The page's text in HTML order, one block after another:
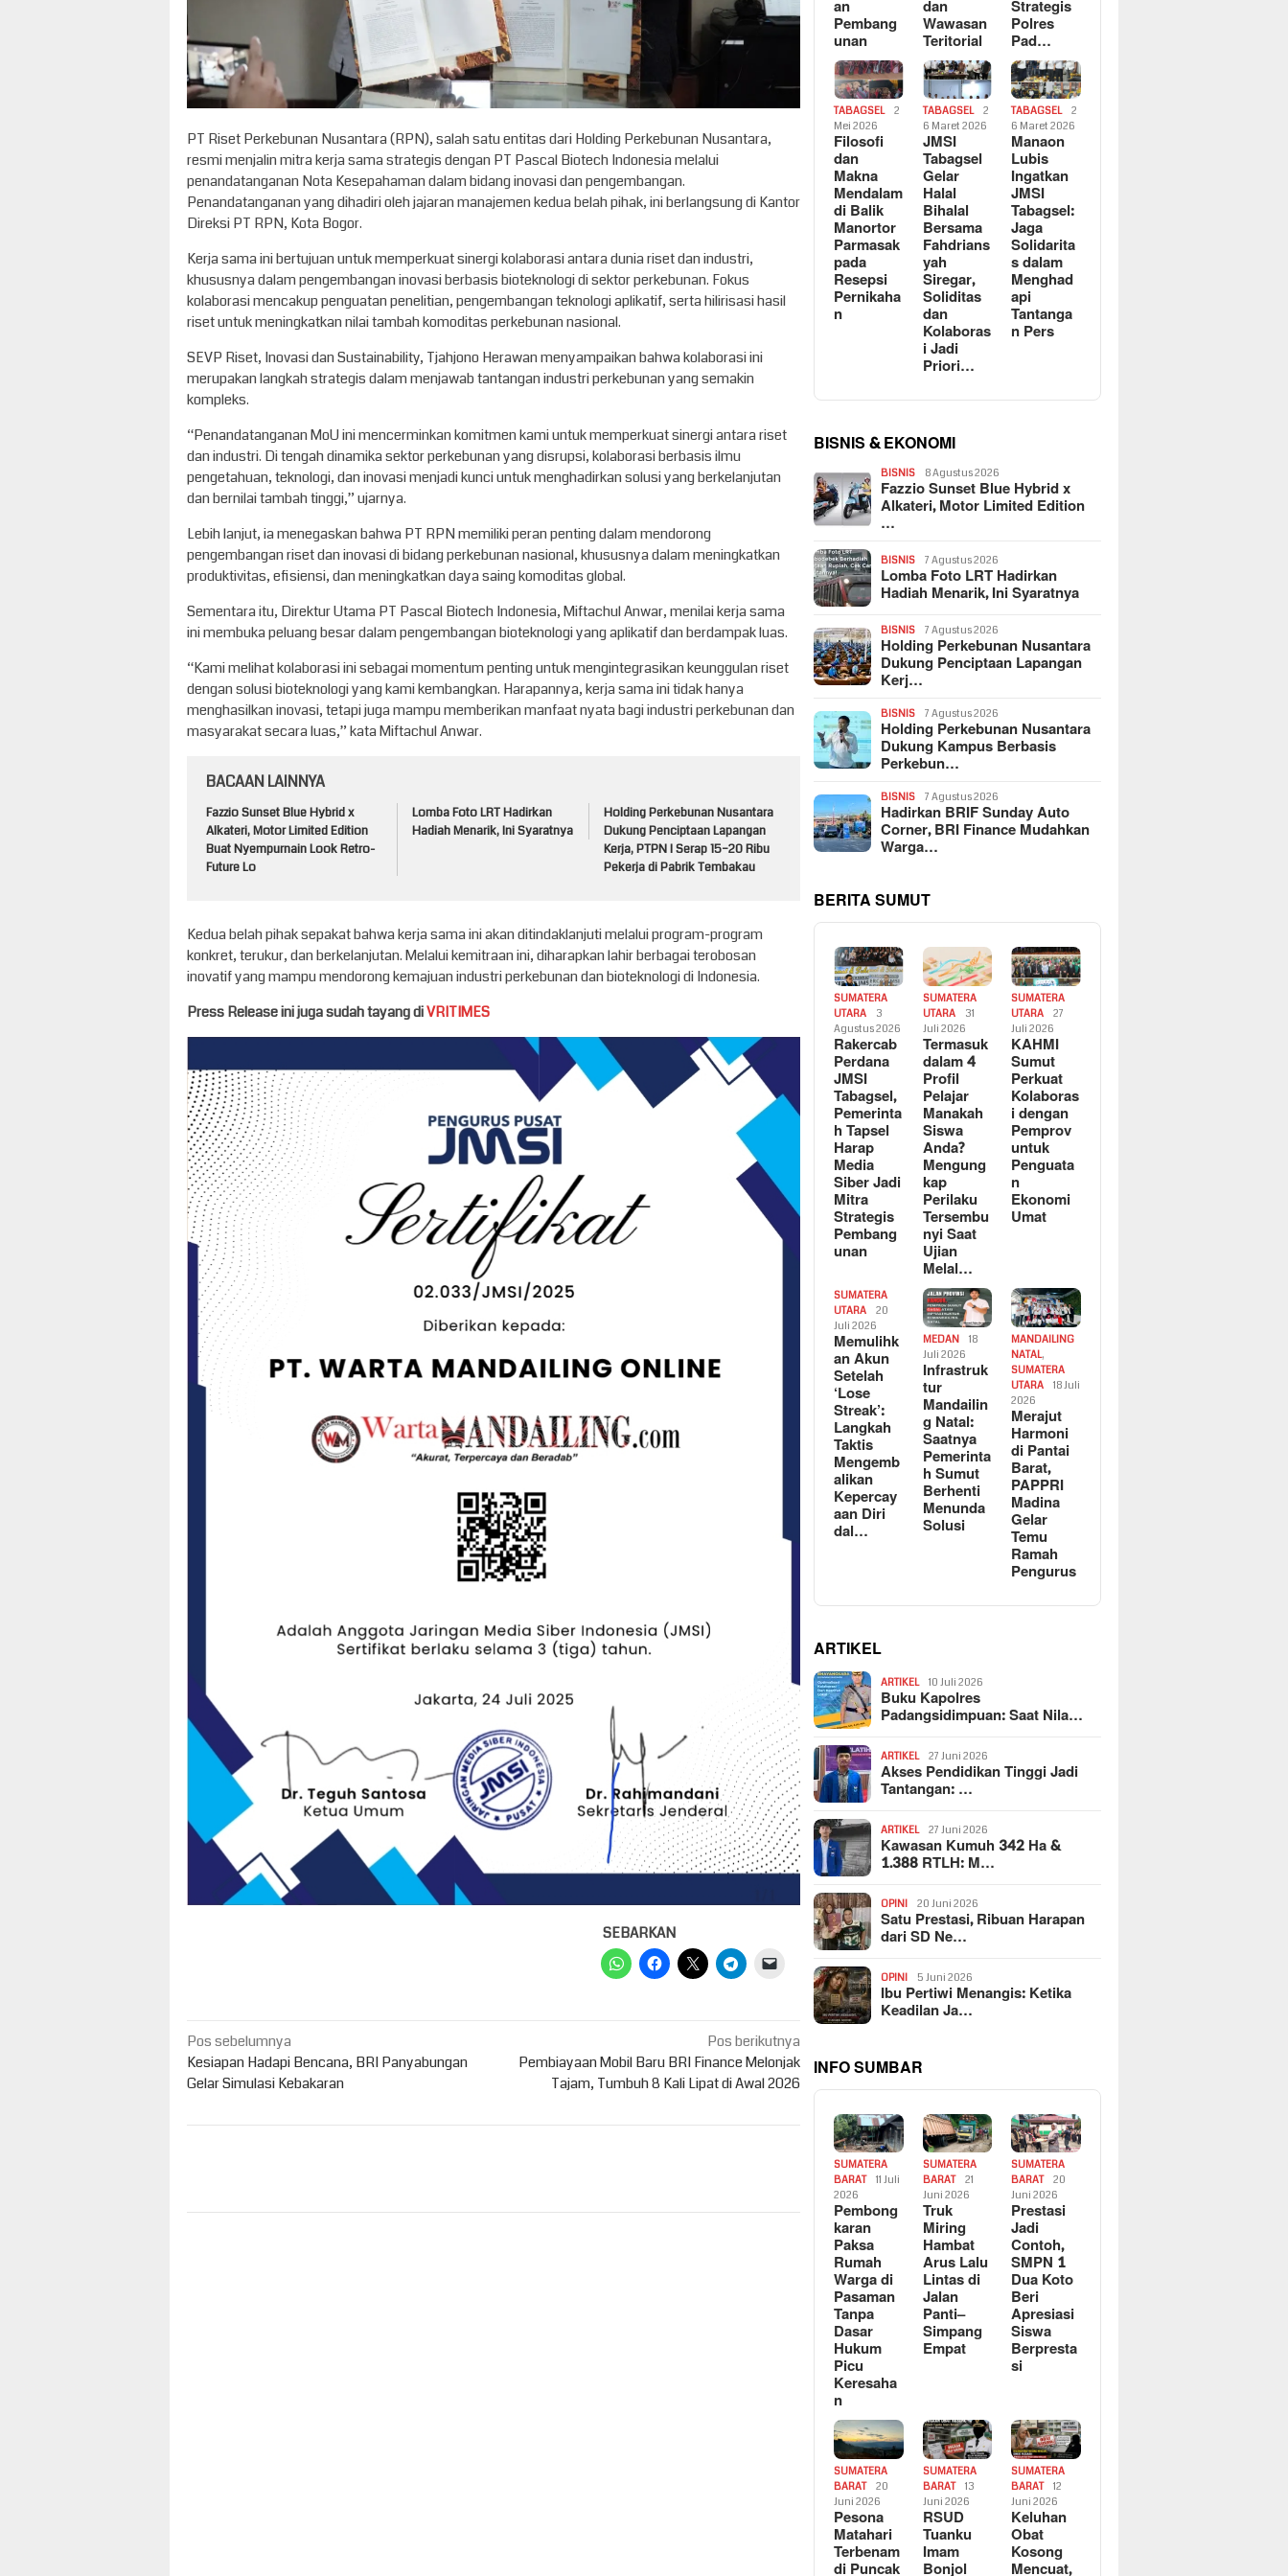
PT Riset Perkebunan Nusantara (RPN), salah satu entitas dari Holding Perkebunan Nusantara,
resmi menjalin mitra kerja sama strategis dengan PT Pascal Biotech Indonesia melalui
penandatanganan Nota Kesepahaman dalam bidang inovasi dan pengembangan.
Penandatanganan yang dihadiri oleh jajaran manajemen kedua belah pihak, ini berlangsung di Kantor
Direksi PT RPN, Kota Bogor.
Kerja sama ini bertujuan untuk memperkuat sinergi kolaborasi antara dunia riset dan industri,
khususnya dalam pengembangan inovasi berbasis bioteknologi di sektor perkebunan. Fokus
kolaborasi mencakup penguatan penelitian, pengembangan teknologi aplikatif, serta hilirisasi hasil
riset untuk meningkatkan nilai tambah komoditas perkebunan nasional.
SEVP Riset, Inovasi dan Sustainability, Tjahjono Herawan menyampaikan bahwa kolaborasi ini
merupakan langkah strategis dalam menjawab tantangan industri perkebunan yang semakin
kompleks.
“Penandatanganan MoU ini mencerminkan komitmen kami untuk memperkuat sinergi antara riset
dan industri. Di tengah dinamika sektor perkebunan yang disrupsi, kolaborasi berbasis ilmu
pengetahuan, teknologi, dan inovasi menjadi kunci untuk menghadirkan solusi yang berkelanjutan
dan bernilai tambah tinggi,” ujarnya.
Lebih lanjut, ia menegaskan bahwa PT RPN memiliki peran penting dalam mendorong
pengembangan riset dan inovasi di bidang perkebunan nasional, khususnya dalam meningkatkan
produktivitas, efisiensi, dan meningkatkan daya saing komoditas global.
Sementara itu, Direktur Utama PT Pascal Biotech Indonesia, Miftachul Anwar, menilai kerja sama
ini membuka peluang besar dalam pengembangan bioteknologi yang aplikatif dan berdampak luas.
“Kami melihat kolaborasi ini sebagai momentum penting untuk mengintegrasikan keunggulan riset
dengan solusi bioteknologi yang kami kembangkan. Harapannya, kerja sama ini tidak hanya
menghasilkan inovasi, tetapi juga mampu memberikan manfaat nyata bagi industri perkebunan dan
masyarakat secara luas,” kata Miftachul Anwar.
BACAAN LAINNYA
Fazzio Sunset Blue Hybrid x
Alkateri, Motor Limited Edition
Buat Nyempurnain Look Retro-
Future Lo
Lomba Foto LRT Hadirkan
Hadiah Menarik, Ini Syaratnya
Holding Perkebunan Nusantara
Dukung Penciptaan Lapangan
Kerja, PTPN I Serap 15–20 Ribu
Pekerja di Pabrik Tembakau
Kedua belah pihak sepakat bahwa kerja sama ini akan ditindaklanjuti melalui program-program
konkret, terukur, dan berkelanjutan. Melalui kemitraan ini, diharapkan lahir berbagai terobosan
inovatif yang mampu mendorong kemajuan industri perkebunan dan bioteknologi di Indonesia.
Press Release ini juga sudah tayang diVRITIMES
SEBARKAN
Navigasi
pos
Pos sebelumnya
Kesiapan Hadapi Bencana, BRI Panyabungan
Gelar Simulasi Kebakaran
Pos berikutnya
Pembiayaan Mobil Baru BRI Finance Melonjak
Tajam, Tumbuh 8 Kali Lipat di Awal 2026
an
Pembang
unan
dan
Wawasan
Teritorial
Strategis
Polres
Pad…
TABAGSEL
2
Mei 2026
Filosofi
dan
Makna
Mendalam
di Balik
Manortor
Parmasak
pada
Resepsi
Pernikaha
n
TABAGSEL
2
6 Maret 2026
JMSI
Tabagsel
Gelar
Halal
Bihalal
Bersama
Fahdrians
yah
Siregar,
Soliditas
dan
Kolaboras
i Jadi
Priori…
TABAGSEL
2
6 Maret 2026
Manaon
Lubis
Ingatkan
JMSI
Tabagsel:
Jaga
Solidarita
s dalam
Menghad
api
Tantanga
n Pers
BISNIS & EKONOMI
BISNIS 8 Agustus 2026
Fazzio Sunset Blue Hybrid x
Alkateri, Motor Limited Edition
…
BISNIS 7 Agustus 2026
Lomba Foto LRT Hadirkan
Hadiah Menarik, Ini Syaratnya
BISNIS 7 Agustus 2026
Holding Perkebunan Nusantara
Dukung Penciptaan Lapangan
Kerj…
BISNIS 7 Agustus 2026
Holding Perkebunan Nusantara
Dukung Kampus Berbasis
Perkebun…
BISNIS 7 Agustus 2026
Hadirkan BRIF Sunday Auto
Corner, BRI Finance Mudahkan
Warga…
BERITA SUMUT
SUMATERA
UTARA
3
Agustus 2026
Rakercab
Perdana
JMSI
Tabagsel,
Pemerinta
h Tapsel
Harap
Media
Siber Jadi
Mitra
Strategis
Pembang
unan
SUMATERA
UTARA
31
Juli 2026
Termasuk
dalam 4
Profil
Pelajar
Manakah
Siswa
Anda?
Mengung
kap
Perilaku
Tersembu
nyi Saat
Ujian
Melal…
SUMATERA
UTARA
27
Juli 2026
KAHMI
Sumut
Perkuat
Kolaboras
i dengan
Pemprov
untuk
Penguata
n
Ekonomi
Umat
SUMATERA
UTARA
20
Juli 2026
Memulihk
an Akun
Setelah
‘Lose
Streak’:
Langkah
Taktis
Mengemb
alikan
Kepercay
aan Diri
dal…
MEDAN
18
Juli 2026
Infrastruk
tur
Mandailin
g Natal:
Saatnya
Pemerinta
h Sumut
Berhenti
Menunda
Solusi
MANDAILING
NATAL,
SUMATERA
UTARA
18 Juli
2026
Merajut
Harmoni
di Pantai
Barat,
PAPPRI
Madina
Gelar
Temu
Ramah
Pengurus
ARTIKEL
ARTIKEL 10 Juli 2026
Buku Kapolres
Padangsidimpuan: Saat Nila…
ARTIKEL 27 Juni 2026
Akses Pendidikan Tinggi Jadi
Tantangan: …
ARTIKEL 27 Juni 2026
Kawasan Kumuh 342 Ha &
1.388 RTLH: M…
OPINI 20 Juni 2026
Satu Prestasi, Ribuan Harapan
dari SD Ne…
OPINI 5 Juni 2026
Ibu Pertiwi Menangis: Ketika
Keadilan Ja…
INFO SUMBAR
SUMATERA
BARAT
11 Juli
2026
Pembong
karan
Paksa
Rumah
Warga di
Pasaman
Tanpa
Dasar
Hukum
Picu
Keresaha
n
SUMATERA
BARAT
21
Juni 2026
Truk
Miring
Hambat
Arus Lalu
Lintas di
Jalan
Panti–
Simpang
Empat
SUMATERA
BARAT
20
Juni 2026
Prestasi
Jadi
Contoh,
SMPN 1
Dua Koto
Beri
Apresiasi
Siswa
Berpresta
si
SUMATERA
BARAT
20
Juni 2026
Pesona
Matahari
Terbenam
di Puncak
SUMATERA
BARAT
13
Juni 2026
RSUD
Tuanku
Imam
Bonjol
SUMATERA
BARAT
12
Juni 2026
Keluhan
Obat
Kosong
Mencuat,